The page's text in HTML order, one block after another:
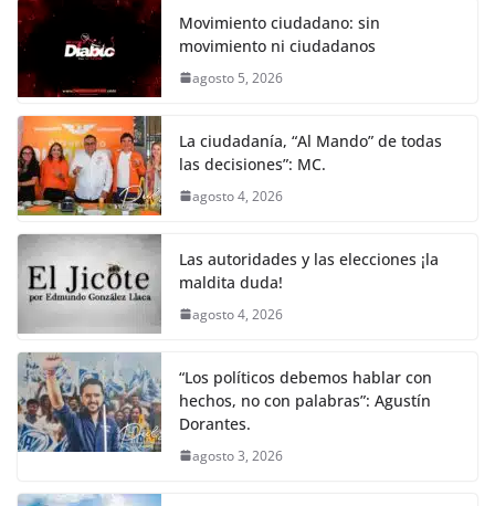
Movimiento ciudadano: sin
movimiento ni ciudadanos
agosto 5, 2026
La ciudadanía, “Al Mando” de todas
las decisiones”: MC.
agosto 4, 2026
Las autoridades y las elecciones ¡la
maldita duda!
agosto 4, 2026
“Los políticos debemos hablar con
hechos, no con palabras”: Agustín
Dorantes.
agosto 3, 2026